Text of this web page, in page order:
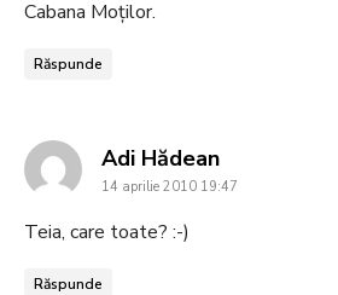
Cabana Moților.
Răspunde
Adi Hădeansays:
14 aprilie 2010 19:47
Teia, care toate? :-)
Răspunde